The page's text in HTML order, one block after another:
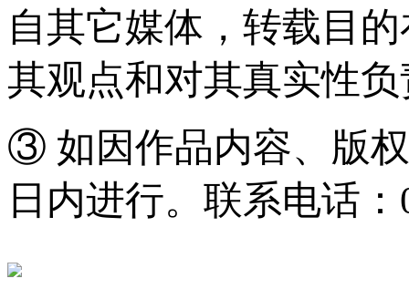
自其它媒体，转载目
其观点和对其真实性
③ 如因作品内容、版
日内进行。联系电话：